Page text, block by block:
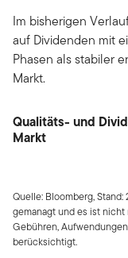
Im bisherigen
auf Dividenden mit
Phasen als stabiler
Markt.
Qualitäts- und
Markt
Quelle: Bloomberg,
gemanagt und es ist
Gebühren,
berücksichtigt.